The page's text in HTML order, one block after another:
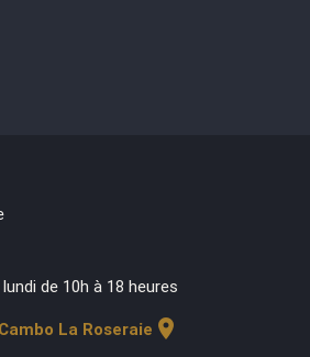
de 10h à 18 heures
La Roseraie location_on